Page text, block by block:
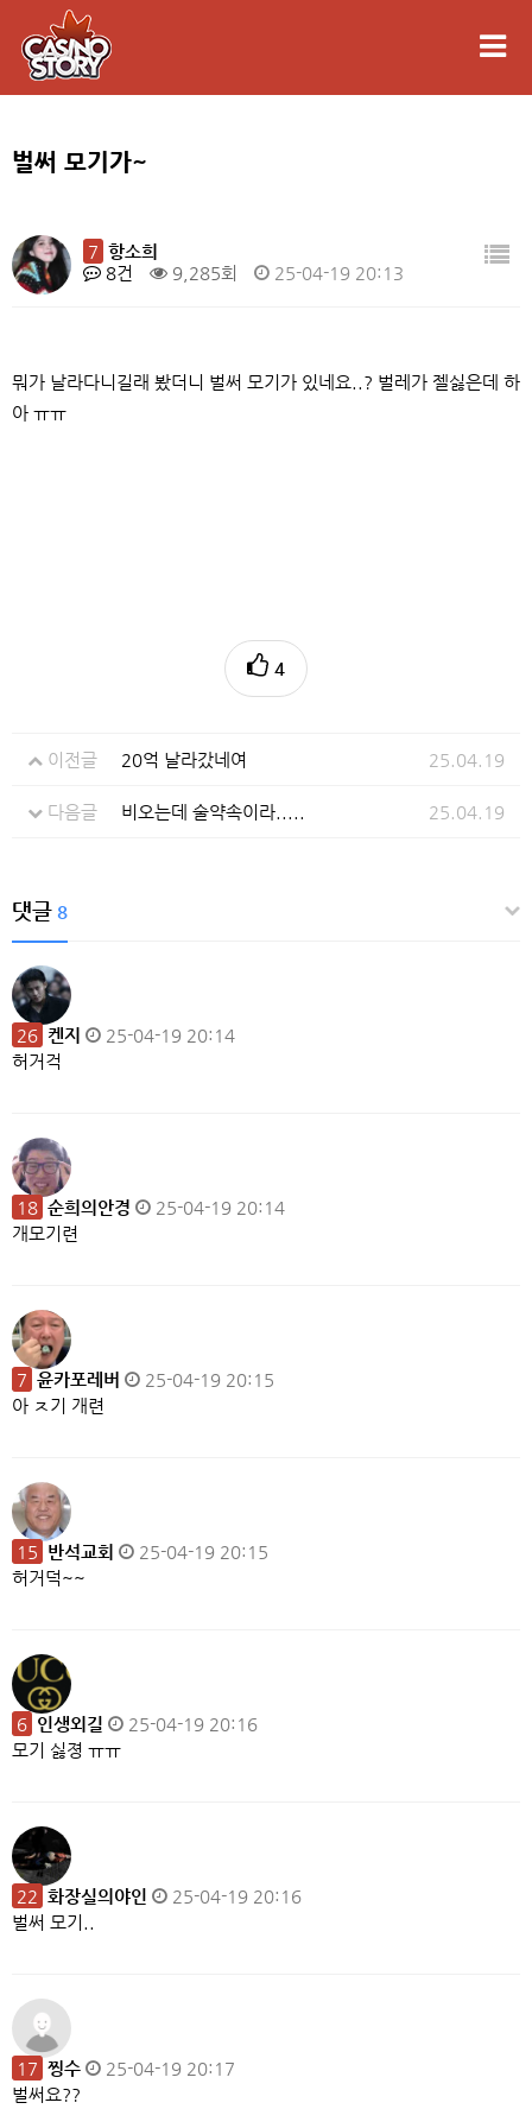
벌써 모기가~
7 항소희
8건
9,285회 25-04-19 20:13
뭐가 날라다니길래 봤더니 벌써 모기가 있네요..? 벌레가 젤싫은데 하
아 ㅠㅠ
4
이전글 20억 날라갔네여 25.04.19
다음글 비오는데 술약속이라..... 25.04.19
댓글 8
26 켄지
25-04-19 20:14
허거걱
18 순희의안경
25-04-19 20:14
개모기련
7 윤카포레버
25-04-19 20:15
아 ㅈ기 개련
15 반석교회
25-04-19 20:15
허거덕~~
6 인생외길
25-04-19 20:16
모기 싫졍 ㅠㅠ
22 화장실의야인
25-04-19 20:16
벌써 모기..
17 찡수
25-04-19 20:17
벌써요??